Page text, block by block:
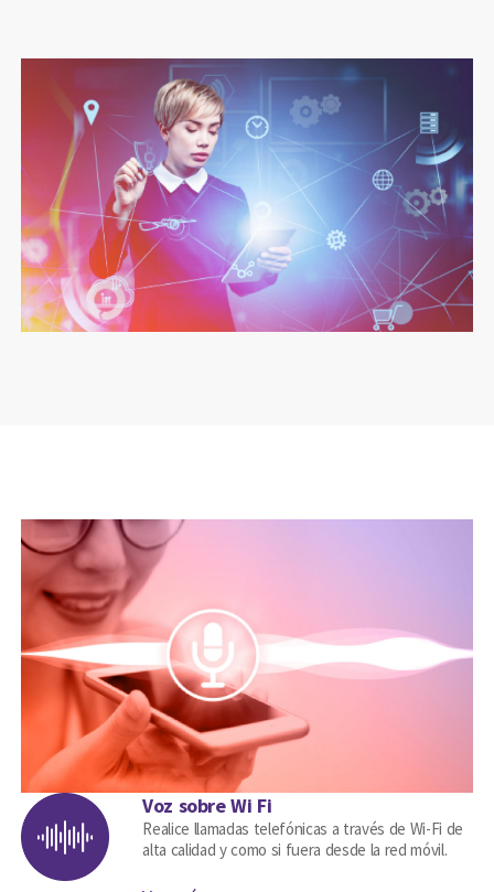
Voz sobre Wi Fi
Realice llamadas telefónicas a través de Wi-Fi de
alta calidad y como si fuera desde la red móvil.